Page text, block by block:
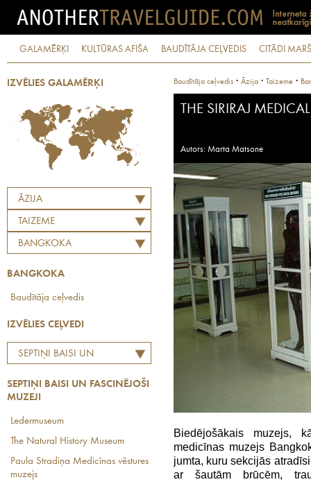
GALAMĒRĶI KULTŪRAS AFIŠA BAUDĪTĀJA CEĻVEDIS CITĀDI
IZVĒLIES GALAMĒRĶI
ĀZIJA
TAIZEME
BANGKOKA
BANGKOKA
Baudītāja ceļvedis
IZVĒLIES CEĻVEDI
SEPTIŅI BAISI UN
SEPTIŅI BAISI UN FASCINĒJOŠI
MUZEJI
Ledermuseum
The Natural History Museum
Paula Stradiņa Medicīnas vēstures
muzejs
Baudītāja ceļvedis · Āzija · Taizeme ·
THE SIRIRAJ
Autors: Marta Matsone
Biedējošākais
medicīnas muzejs
jumta, kuru sekcijās
ar šautām brūcēm,